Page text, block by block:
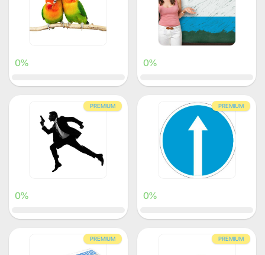
0% 0%
PREMIUM
0%
PREMIUM
0%
PREMIUM PREMIUM